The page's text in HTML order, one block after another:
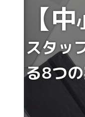
【中
スタッ
る8つ